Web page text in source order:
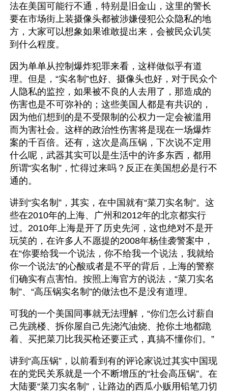
法在美国可能行不通，特别是旧金山，这里的警长
要在市场街上装摄像头都被涉嫌侵犯公众隐私的地
方，大家可以想象如果谁敢提出来，会被民众讥笑
到什么程度。
因为单单从控制爆炸犯罪来看，这样做似乎有道
理。但是，“实名制”也好、摄像头也好，对于民众个
人隐私的监控，如果被不良的人去用了，那造成的
伤害也是不可弥补的；这些美国人都是有共识的，
因为他们想到的是不受限制的公权力一定会被滥用
而为害社会。这样的政治性伤害将是现在一场爆炸
案的千百倍。还有，这次是高压锅，下次说不定用
什么呢，武器其实可以是生活中的许多东西，都用
所谓“实名制”，忙得过来吗？反正在美国想必是行不
通的。
讲到“实名制”，其实，在中国就有“菜刀实名制”。这
些在2010年的上海、广州和2012年的北京都实行
过。2010年上海是开了历史先河，这也绝对不是开
玩笑的，在许多人不愿提的2008年杨佳袭警案中，
在“你要给我一个说法，你不给我一个说法，我就给
你一个说法”的心酸或者是不平的背后，上海的警察
们确实有点害怕。按照上海官方的说法，“菜刀实名
制”、“高压锅实名制”的做法也不是没有道理。
可我的一个美国同事就无法理解，“你们怎么讨薪自
己先跳楼、拆你屋自己先浇汽油烧、抢你土地都跪
着、买把菜刀比我买枪还要正式，真搞不懂你们。”
讲到“高压锅”，以前看到有的评论家说过其实中国现
在的党民关系就是一个不断增压的“社会高压锅”。在
大陆要“菜刀实名制”，让路边的西瓜小贩用铅笔刀切